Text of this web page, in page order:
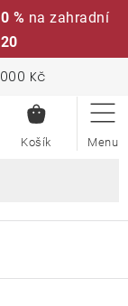
% na zahradní
Kč
KOŠÍK